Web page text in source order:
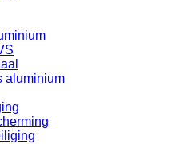
aluminium